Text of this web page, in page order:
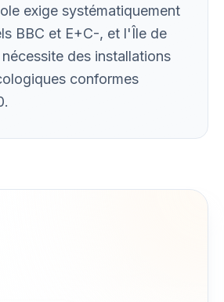
exige systématiquement
BBC et E+C-, et l'Île de
des installations
conformes